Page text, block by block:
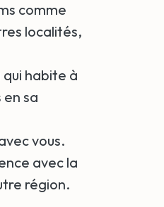
comme
localités,
qui habite à
sa
vous.
avec la
région.